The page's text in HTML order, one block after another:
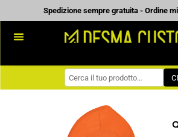
al
contenuto
Spedizione sempre gratuita - Ordine
WORKWEAR
COME ORDINARE
PREVENTIVI